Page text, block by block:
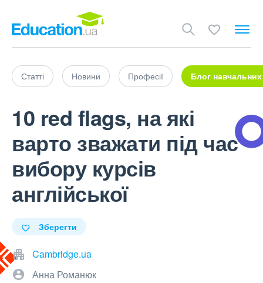
Статті Новини Професії Блог навчальних
10 red flags, на які
варто зважати під час
вибору курсів
англійської
Зберегти
Cambridge.ua
Анна Романюк